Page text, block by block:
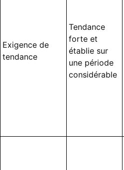
Exigence de
tendance
Tendance
forte et
établie sur
une période
considérable